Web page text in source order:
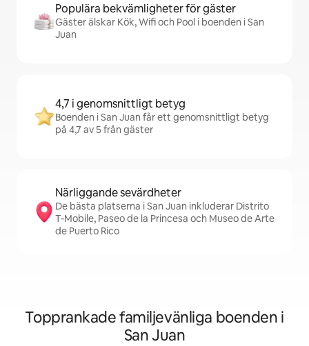
Populära bekvämligheter för gäster
Gäster älskar Kök, Wifi och Pool i boenden i San
Juan
4,7 i genomsnittligt betyg
Boenden i San Juan får ett genomsnittligt betyg
på 4,7 av 5 från gäster
Närliggande sevärdheter
De bästa platserna i San Juan inkluderar Distrito
T-Mobile, Paseo de la Princesa och Museo de Arte
de Puerto Rico
Topprankade familjevänliga boenden i
San Juan